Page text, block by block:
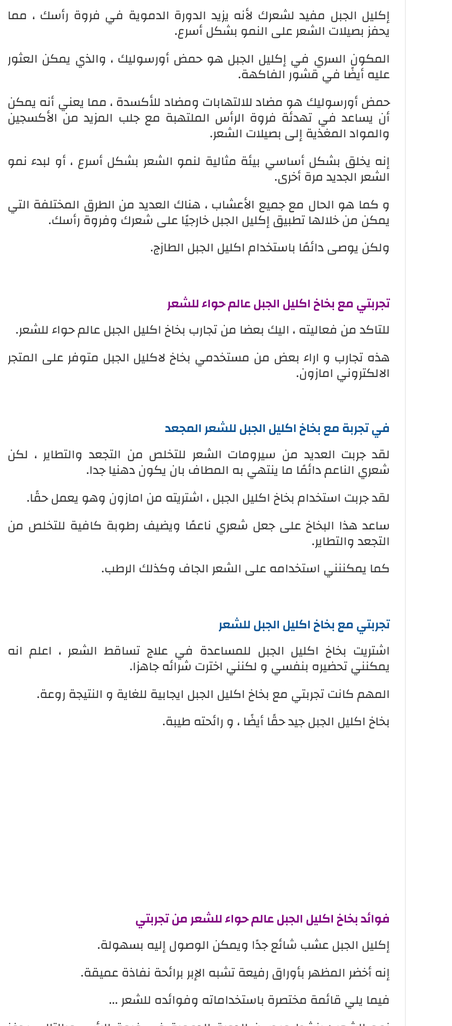
إكليل الجبل مفيد لشعرك لأنه يزيد الدورة الدموية في فروة رأسك ، مما
يحفز بصيلات الشعر على النمو بشكل أسرع.
المكون السري في إكليل الجبل هو حمض أورسوليك ، والذي يمكن العثور
عليه أيضًا في قشور الفاكهة.
حمضأورسوليك هو مضاد للالتهابات ومضاد للأكسدة ، مما يعني أنه يمكن
أن يساعد في تهدئة فروة الرأس الملتهبة مع جلب المزيد من الأكسجين
والمواد المغذية إلى بصيلات الشعر.
إنه يخلق بشكل أساسي بيئة مثالية لنمو الشعر بشكل أسرع ، أو لبدء نمو
الشعر الجديد مرة أخرى.
و كما هو الحال مع جميع الأعشاب ، هناك العديد من الطرق المختلفة التي
يمكن من خلالها تطبيق إكليل الجبل خارجيًا على شعرك وفروة رأسك.
ولكن يوصى دائمًا باستخدام اكليل الجبل الطازج.
تجربتي مع بخاخ اكليل الجبل عالم حواء للشعر
للتاكد من فعاليته ، اليك بعضا من تجارب بخاخ اكليل الجبل عالم حواء للشعر.
هذه تجارب و اراء بعض من مستخدمي بخاخ لاكليل الجبل متوفر على المتجر
الالكتروني امازون.
في تجربة مع بخاخ اكليل الجبل للشعر المجعد
لقد جربت العديد من سيرومات الشعر للتخلص من التجعد والتطاير ، لكن
شعري الناعم دائمًا ما ينتهي به المطاف بان يكون دهنيا جدا.
لقد جربت استخدام بخاخ اكليل الجبل ، اشتريته من امازون وهو يعمل حقًا.
ساعد هذا البخاخ على جعل شعري ناعمًا ويضيف رطوبة كافية للتخلص من
التجعد والتطاير.
كما يمكننني استخدامه على الشعر الجاف وكذلك الرطب.
تجربتي مع بخاخ اكليل الجبل للشعر
اشتريت بخاخ اكليل الجبل للمساعدة في علاج تساقط الشعر ، اعلم انه
يمكنني تحضيره بنفسي و لكنني اخترت شرائه جاهزا.
المهم كانت تجربتي مع بخاخ اكليل الجبل ايجابية للغاية و النتيجة روعة.
بخاخ اكليل الجبل جيد حقًا أيضًا ، و رائحته طيبة.
فوائدبخاخ اكليل الجبل عالم حواء للشعر من تجربتي
إكليل الجبل عشب شائع جدًا ويمكن الوصول إليه بسهولة.
إنه أخضر المظهر بأوراق رفيعة تشبه الإبر برائحة نفاذة عميقة.
فيما يلي قائمة مختصرة باستخداماته وفوائده للشعر ...